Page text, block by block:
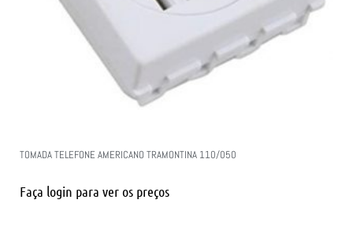
TOMADA TELEFONE AMERICANO TRAMONTINA 110/050
Faça login para ver os preços